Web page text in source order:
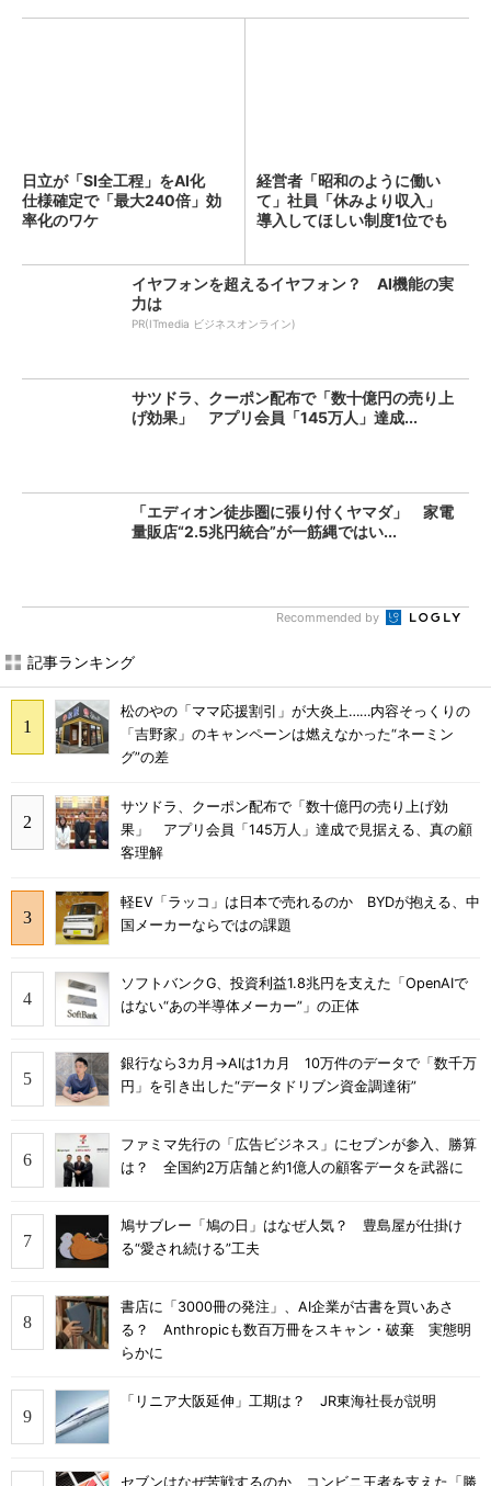
日立が「SI全工程」をAI化
仕様確定で「最大240倍」効
率化のワケ
経営者「昭和のように働い
て」社員「休みより収入」
導入してほしい制度1位でも
イヤフォンを超えるイヤフォン？ AI機能の実
力は
PR(ITmedia ビジネスオンライン)
サツドラ、クーポン配布で「数十億円の売り上
げ効果」 アプリ会員「145万人」達成...
「エディオン徒歩圏に張り付くヤマダ」 家電
量販店“2.5兆円統合”が一筋縄ではい...
Recommended by
記事ランキング
松のやの「ママ応援割引」が大炎上……内容そっくりの
「吉野家」のキャンペーンは燃えなかった“ネーミン
グ”の差
サツドラ、クーポン配布で「数十億円の売り上げ効
果」 アプリ会員「145万人」達成で見据える、真の顧
客理解
軽EV「ラッコ」は日本で売れるのか BYDが抱える、中
国メーカーならではの課題
ソフトバンクG、投資利益1.8兆円を支えた「OpenAIで
はない“あの半導体メーカー”」の正体
銀行なら3カ月→AIは1カ月 10万件のデータで「数千万
円」を引き出した“データドリブン資金調達術”
ファミマ先行の「広告ビジネス」にセブンが参入、勝算
は？ 全国約2万店舗と約1億人の顧客データを武器に
鳩サブレー「鳩の日」はなぜ人気？ 豊島屋が仕掛け
る“愛され続ける”工夫
書店に「3000冊の発注」、AI企業が古書を買いあさ
る？ Anthropicも数百万冊をスキャン・破棄 実態明
らかに
「リニア大阪延伸」工期は？ JR東海社長が説明
セブンはなぜ苦戦するのか コンビニ王者を支えた「勝